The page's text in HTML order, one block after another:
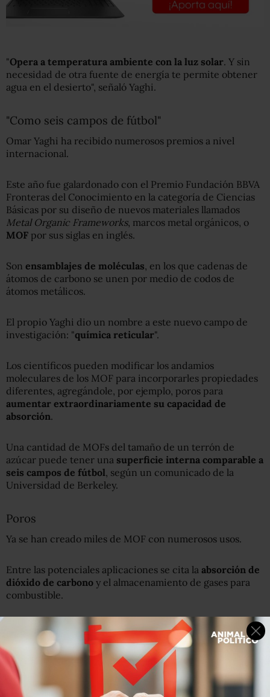
"Opera a temperatura ambiente con la luz solar. Y sin
necesidad de otra fuente de energía te permite obtener
agua en el desierto", señaló Yaghi.
"Como seis campos de fútbol"
Omar Yaghi ha recibido numerosos premios a nivel
internacional.
Este año fue galardonado con el Premio Fundación BBVA
Fronteras del Conocimiento en la categoría de Ciencias
Básicas por su diseño de nuevos materiales llamados
Metal Organic Frameworks, marcos metal orgánicos, o
MOF por sus siglas en inglés.
Son ensamblajes de moléculas , en los que cadenas de
átomos de carbono se unen por medio de codos de
átomos metálicos.
El propio Yaghi dio un nombre a este nuevo campo de
investigación: "química reticular".
Los científicos pueden modificar los andamios
moleculares de los MOF para incorporarles propiedades
diferentes, agregándole, por ejemplo, poros para
aumentar extraordinariamente su capacidad de
absorción.
Una cantidad de MOFs del tamaño de un terrón de
azúcar puede tener una superficie interna comparable a
seis campos de fútbol , según un comunicado de la
Universidad de Berkeley.
Poros
Ya se han creado miles de MOF con numerosos usos.
Entre las potenciales aplicaciones se cita la absorción de
dióxido de carbono y el almacenamiento de gases para
combustible.
Varios tipos de MOF ya están siendo probados, por
ejemplo, para aumentar la capacidad de los tanques en
autos que funcionan en base a hidrógeno y para
aumentar el almacenamiento de metano.
Pero la aplicación más prometedora es captar agua del